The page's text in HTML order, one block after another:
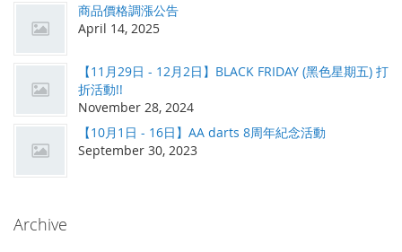
商品價格調漲公告
April 14, 2025
【11月29日 - 12月2日】BLACK FRIDAY (黑色星期五) 打
折活動!!
November 28, 2024
【10月1日 - 16日】AA darts 8周年紀念活動
September 30, 2023
Archive